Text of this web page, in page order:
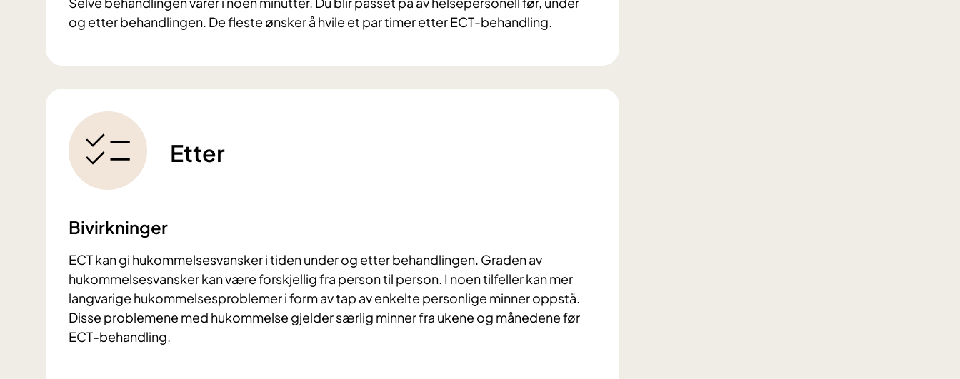
og etter behandlingen. De fleste ønsker å hvile et par timer etter ECT-behandling.
Etter
Bivirkninger
ECT kan gi hukommelsesvansker i tiden under og etter behandlingen. Graden av
hukommelsesvansker kan være forskjellig fra person til person. I noen tilfeller kan mer
langvarige hukommelsesproblemer i form av tap av enkelte personlige minner oppstå.
Disse problemene med hukommelse gjelder særlig minner fra ukene og månedene før
ECT-behandling.